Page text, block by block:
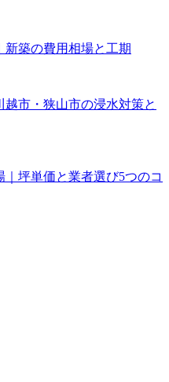
築の費用相場と工期
市・狭山市の浸水対策と
坪単価と業者選び5つのコ